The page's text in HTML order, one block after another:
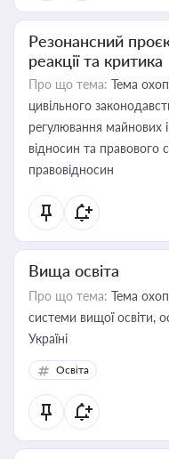
Резонансний
реакції та критика
Про що тема: Тема
цивільного
регулювання майнових
відносин та правового
правовідносин
Вища освіта
Про що тема: Тема
системи вищої освіти,
Україні
Освіта